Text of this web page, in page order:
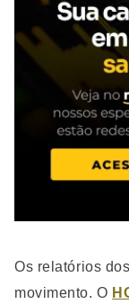
Os relatórios
movimento. O